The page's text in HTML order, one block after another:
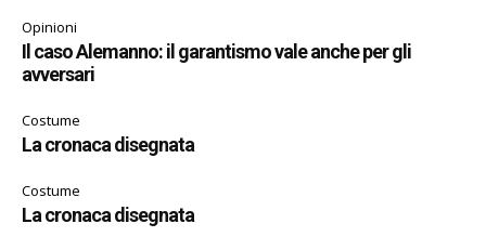
Opinioni
Il caso Alemanno: il garantismo vale anche per gli
avversari
Costume
La cronaca disegnata
Costume
La cronaca disegnata